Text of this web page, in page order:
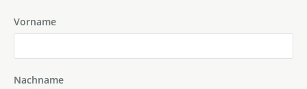
Vorname
Nachname